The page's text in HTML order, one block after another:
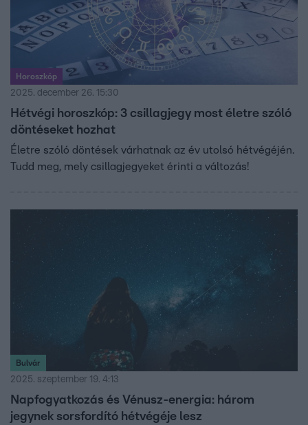
Horoszkóp
2025. december 26. 15:30
Hétvégi horoszkóp: 3 csillagjegy most életre szóló
döntéseket hozhat
Életre szóló döntések várhatnak az év utolsó hétvégéjén.
Tudd meg, mely csillagjegyeket érinti a változás!
Bulvár
2025. szeptember 19. 4:13
Napfogyatkozás és Vénusz-energia: három
jegynek sorsfordító hétvégéje lesz